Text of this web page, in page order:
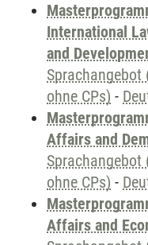
International
and
Sprachangebot
ohne CPs) -
Affairs and
Sprachangebot
ohne CPs) -
Affairs and